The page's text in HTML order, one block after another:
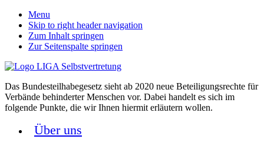
Menu
Skip to right header navigation
Zum Inhalt springen
Zur Seitenspalte springen
Das Bundesteilhabegesetz sieht ab 2020 neue Beteiligungsrechte für
Verbände behinderter Menschen vor. Dabei handelt es sich im
folgende Punkte, die wir Ihnen hiermit erläutern wollen.
Über uns